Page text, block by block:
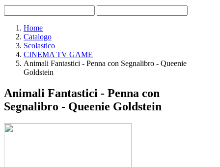
Home
Catalogo
Scolastico
CINEMA TV GAME
Animali Fantastici - Penna con Segnalibro - Queenie
Goldstein
Animali Fantastici - Penna con
Segnalibro - Queenie Goldstein